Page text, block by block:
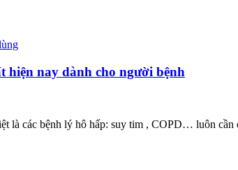
hiện nay dành cho người bệnh
là các bệnh lý hô hấp: suy tim , COPD… luôn